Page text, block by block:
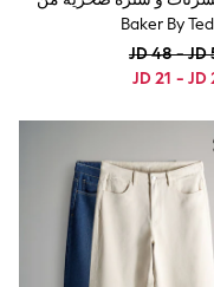
Baker By